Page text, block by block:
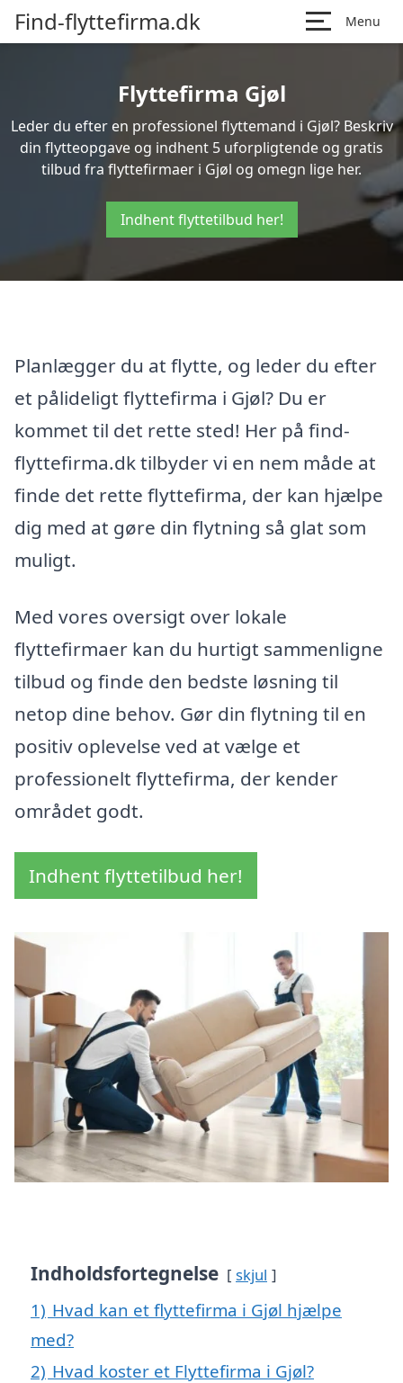
Find-flyttefirma.dk Menu
Flyttefirma Gjøl
Leder du efter en professionel flyttemand i Gjøl? Beskriv
din flytteopgave og indhent 5 uforpligtende og gratis
tilbud fra flyttefirmaer i Gjøl og omegn lige her.
Indhent flyttetilbud her!
Planlægger du at flytte, og leder du efter
et pålideligt flyttefirma i Gjøl? Du er
kommet til det rette sted! Her på find-
flyttefirma.dk tilbyder vi en nem måde at
finde det rette flyttefirma, der kan hjælpe
dig med at gøre din flytning så glat som
muligt.
Med vores oversigt over lokale
flyttefirmaer kan du hurtigt sammenligne
tilbud og finde den bedste løsning til
netop dine behov. Gør din flytning til en
positiv oplevelse ved at vælge et
professionelt flyttefirma, der kender
området godt.
Indhent flyttetilbud her!
Indholdsfortegnelse skjul
1) Hvad kan et flyttefirma i Gjøl hjælpe
med?
2) Hvad koster et Flyttefirma i Gjøl?